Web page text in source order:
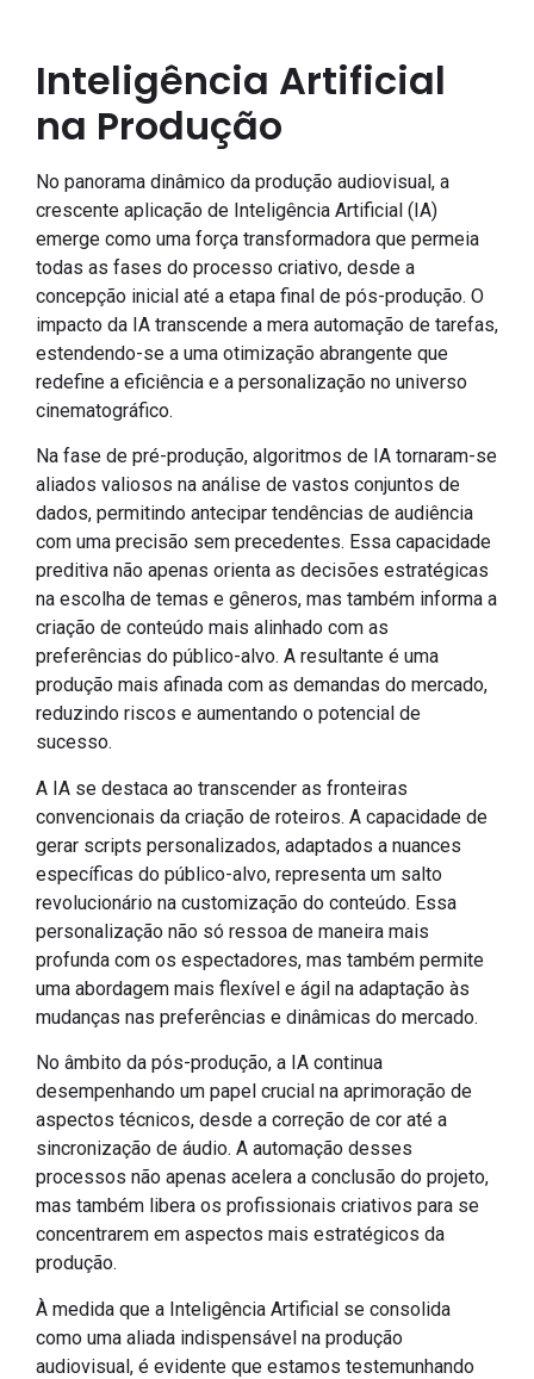
Inteligência Artificial
na Produção
No panorama dinâmico da produção audiovisual, a
crescente aplicação de Inteligência Artificial (IA)
emerge como uma força transformadora que permeia
todas as fases do processo criativo, desde a
concepção inicial até a etapa final de pós-produção. O
impacto da IA transcende a mera automação de tarefas,
estendendo-se a uma otimização abrangente que
redefine a eficiência e a personalização no universo
cinematográfico.
Na fase de pré-produção, algoritmos de IA tornaram-se
aliados valiosos na análise de vastos conjuntos de
dados, permitindo antecipar tendências de audiência
com uma precisão sem precedentes. Essa capacidade
preditiva não apenas orienta as decisões estratégicas
na escolha de temas e gêneros, mas também informa a
criação de conteúdo mais alinhado com as
preferências do público-alvo. A resultante é uma
produção mais afinada com as demandas do mercado,
reduzindo riscos e aumentando o potencial de
sucesso.
A IA se destaca ao transcender as fronteiras
convencionais da criação de roteiros. A capacidade de
gerar scripts personalizados, adaptados a nuances
específicas do público-alvo, representa um salto
revolucionário na customização do conteúdo. Essa
personalização não só ressoa de maneira mais
profunda com os espectadores, mas também permite
uma abordagem mais flexível e ágil na adaptação às
mudanças nas preferências e dinâmicas do mercado.
No âmbito da pós-produção, a IA continua
desempenhando um papel crucial na aprimoração de
aspectos técnicos, desde a correção de cor até a
sincronização de áudio. A automação desses
processos não apenas acelera a conclusão do projeto,
mas também libera os profissionais criativos para se
concentrarem em aspectos mais estratégicos da
produção.
À medida que a Inteligência Artificial se consolida
como uma aliada indispensável na produção
audiovisual, é evidente que estamos testemunhando